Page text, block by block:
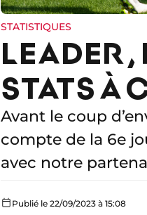
STATISTIQUES
LEADER,
STATS À
Avant le coup
compte de la 6e
avec notre
Publié le 22/09/2023 à 15:08